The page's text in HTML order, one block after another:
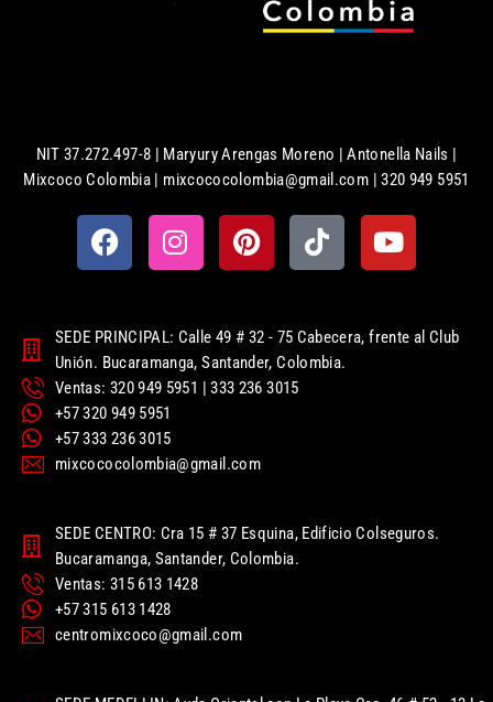
NIT 37.272.497-8 | Maryury Arengas Moreno | Antonella Nails |
Mixcoco Colombia | mixcococolombia@gmail.com | 320 949 5951
SEDE PRINCIPAL: Calle 49 # 32 - 75 Cabecera, frente al Club
Unión. Bucaramanga, Santander, Colombia.
Ventas: 320 949 5951 | 333 236 3015
+57 320 949 5951
+57 333 236 3015
mixcococolombia@gmail.com
SEDE CENTRO: Cra 15 # 37 Esquina, Edificio Colseguros.
Bucaramanga, Santander, Colombia.
Ventas: 315 613 1428
+57 315 613 1428
centromixcoco@gmail.com